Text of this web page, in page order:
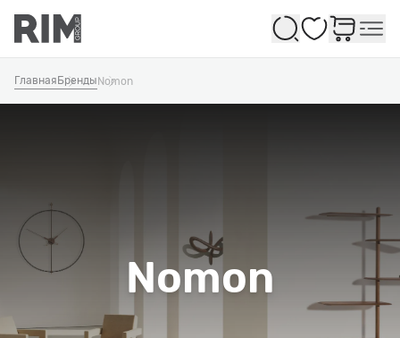
Избранное
Nomon
Главная БрендыNomon